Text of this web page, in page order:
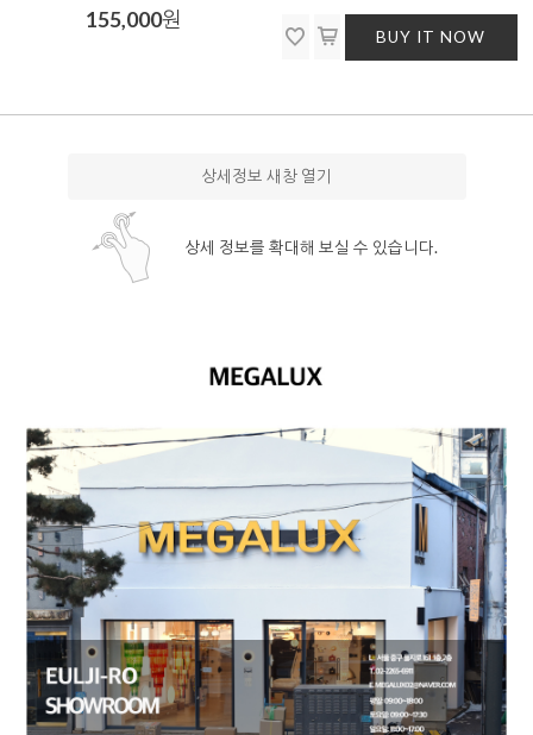
155,000원
BUY IT NOW
상세정보 새창 열기
상세 정보를 확대해 보실 수 있습니다.